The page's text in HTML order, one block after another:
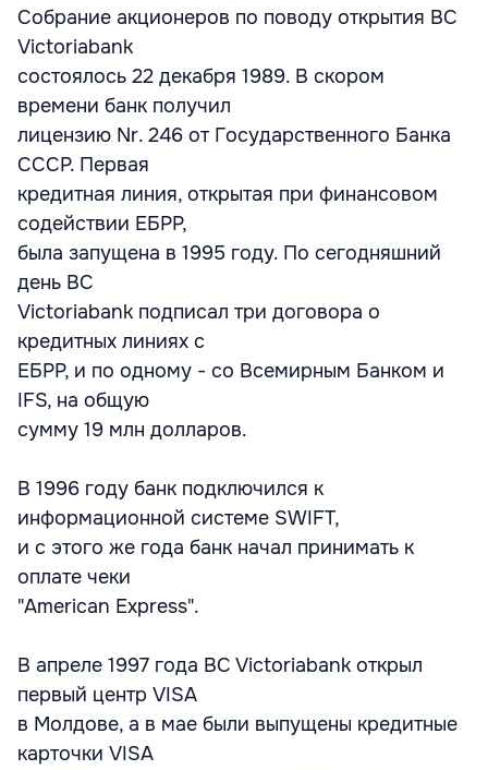
Собрание акционеров по поводу открытия BC
Victoriabank
состоялось 22 декабря 1989. В скором
времени банк получил
лицензию Nr. 246 от Государственного Банка
СССР. Первая
кредитная линия, открытая при финансовом
содействии ЕБРР,
была запущена в 1995 году. По сегодняшний
день BC
Victoriabank подписал три договора о
кредитных линиях с
ЕБРР, и по одному - со Всемирным Банком и
IFS, на общую
сумму 19 млн долларов.
В 1996 году банк подключился к
информационной системе SWIFT,
и с этого же года банк начал принимать к
оплате чеки
"American Express".
В апреле 1997 года BC Victoriabank открыл
первый центр VISA
в Молдове, а в мае были выпущены кредитные
карточки VISA